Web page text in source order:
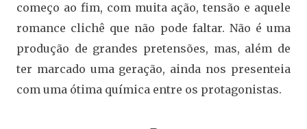
começo ao fim, com muita ação, tensão e aquele
romance clichê que não pode faltar. Não é uma
produção de grandes pretensões, mas, além de
ter marcado uma geração, ainda nos presenteia
com uma ótima química entre os protagonistas.